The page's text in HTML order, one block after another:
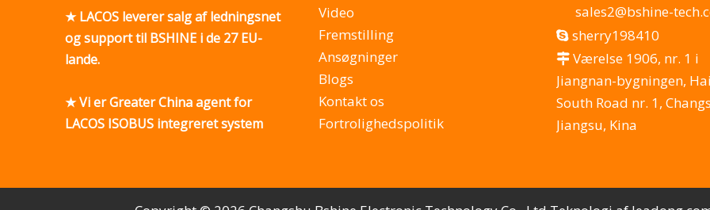
★ LACOS leverer salg af ledningsnet
og support til BSHINE i de 27 EU-
lande.
★ Vi er Greater China agent for
LACOS ISOBUS integreret system
Video
Fremstilling
Ansøgninger
Blogs
Kontakt os
Fortrolighedspolitik
sales2@bshine-
 sherry198410
 Værelse 1906, nr. 1 i
Jiangnan-bygningen,
South Road nr. 1,
Jiangsu, Kina